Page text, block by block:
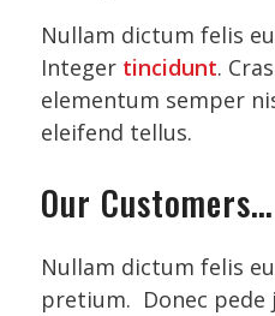
Nullam dictum felis
Integer tincidunt.
elementum semper
eleifend tellus.
Our Customers…
Nullam dictum felis
pretium. Donec